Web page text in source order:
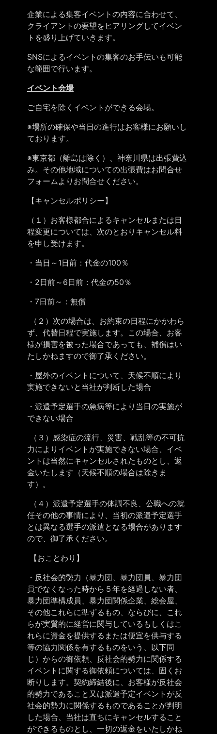
企業による集客イベントの内容に合わせて、
クライアントの要望をヒアリングしてイベン
トを盛り上げていきます。
SNSによるイベントの集客のお手伝いも可能
な範囲で行います。
イベント会場
ご自宅を除くイベントができる会場。
※場所の確保や当日の進行はお客様にお願いし
ております。
※東京都（離島は除く）、神奈川県は出張費込
み。その他地域についての出張費はお問合せ
フォームよりお問合せください。
【キャンセルポリシー】
（１）お客様都合によるキャンセルまたは日
程変更については、次のとおりキャンセル料
を申し受けます。
・当日～1日前：代金の100％
・2日前～6日前：代金の50％
・7日前～：無償
（２）次の場合は、お約束の日程にかかわら
ず、代替日程で実施します。この場合、お客
様が損害を被った場合であっても、補償はい
たしかねますので御了承ください。
・屋外のイベントについて、天候不順により
実施できないと当社が判断した場合
・派遣予定選手の急病等により当日の実施が
できない場合
（３）感染症の流行、災害、戦乱等の不可抗
力によりイベントが実施できない場合、イベ
ントは当然にキャンセルされたものとし、 返
金いたします （天候不順の場合は除きま
す）。
（４）派遣予定選手の体調不良、公職への就
任その他の事情により、当初の派遣予定選手
とは異なる選手の派遣となる場合があります
ので、御了承ください。
【おことわり】
・反社会的勢力（暴力団、暴力団員、暴力団
員でなくなった時から５年を経過しない者、
暴力団準構成員、暴力団関係企業、総会屋、
その他これらに準ずるもの、ならびに、これ
らが実質的に経営に関与しているもしくはこ
れらに資金を提供するまたは便宜を供与する
等の協力関係を有するものをいう、以下同
じ）からの御依頼、反社会的勢力に関係する
イベントに関する御依頼については、固くお
断りします。契約締結後に、お客様が反社会
的勢力であること又は派遣予定イベントが反
社会的勢力に関係するものであることが判明
した場合、当社は直ちにキャンセルすること
ができるものとし、一切の返金をいたしかね